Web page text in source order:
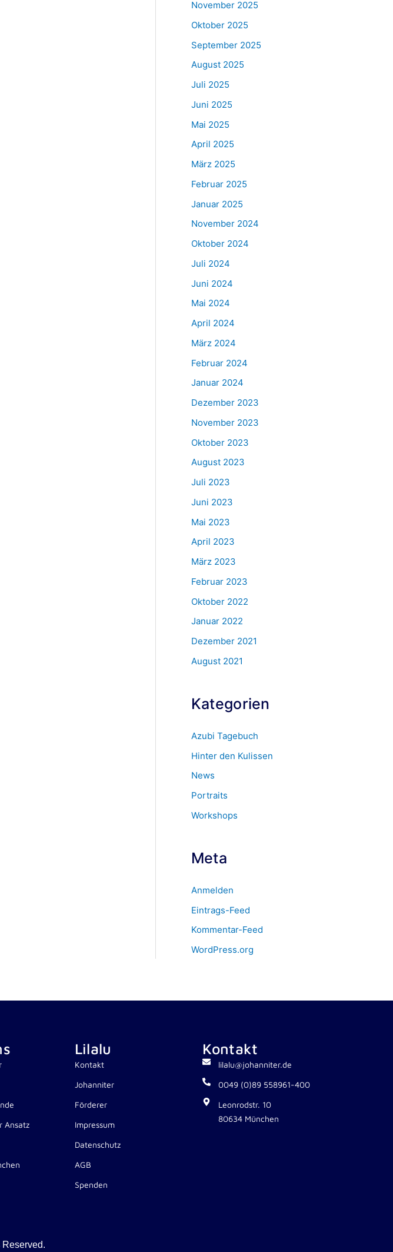
November 2025
Oktober 2025
September 2025
August 2025
Juli 2025
Juni 2025
Mai 2025
April 2025
März 2025
Februar 2025
Januar 2025
November 2024
Oktober 2024
Juli 2024
Juni 2024
Mai 2024
April 2024
März 2024
Februar 2024
Januar 2024
Dezember 2023
November 2023
Oktober 2023
August 2023
Juli 2023
Juni 2023
Mai 2023
April 2023
März 2023
Februar 2023
Oktober 2022
Januar 2022
Dezember 2021
August 2021
Kategorien
Azubi Tagebuch
Hinter den Kulissen
News
Portraits
Workshops
Meta
Anmelden
Eintrags-Feed
Kommentar-Feed
WordPress.org
Ansatz
Lilalu
Kontakt
Johanniter
Förderer
Impressum
Datenschutz
AGB
Spenden
Kontakt
lilalu@johanniter.de
0049 (0)89 558961-400
Leonrodstr. 10
80634 München